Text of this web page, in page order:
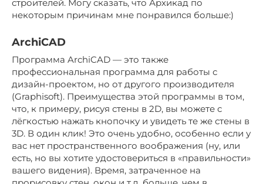
строителей. Могу сказать, что Архикад по
некоторым причинам мне понравился больше:)
ArchiCAD
Программа ArchiCAD — это также
профессиональная программа для работы с
дизайн-проектом, но от другого производителя
(Graphisoft). Преимущества этой программы в том,
что, к примеру, рисуя стены в 2D, вы можете с
лёгкостью нажать кнопочку и увидеть те же стены в
3D. В один клик! Это очень удобно, особенно если у
вас нет пространственного воображения (ну, или
есть, но вы хотите удостовериться в «правильности»
вашего видения). Время, затраченное на